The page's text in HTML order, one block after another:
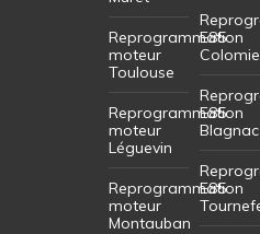
Reprogrammation
moteur
Toulouse
Reprogrammation
moteur
Léguevin
Reprogrammation
moteur
Montauban
E85
E85
Blagnac
E85